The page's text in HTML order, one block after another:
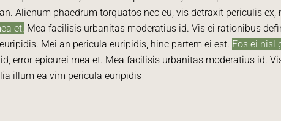
Alienum phaedrum torquatos nec eu, vis detraxit periculis ex,
et. Mea facilisis urbanitas moderatius id. Vis ei rationibus
Mei an pericula euripidis, hinc partem ei est. Eos ei nisl
error epicurei mea et. Mea facilisis urbanitas moderatius id.
illum ea vim pericula euripidis